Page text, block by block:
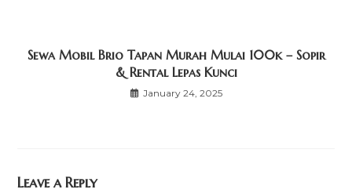
Sewa Mobil Brio Tapan Murah Mulai 100k – Sopir
& Rental Lepas Kunci
January 24, 2025
Leave a Reply